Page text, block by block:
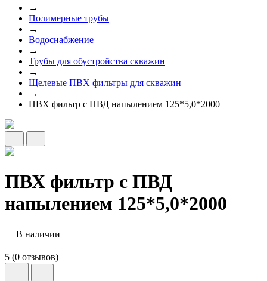
→
Полимерные трубы
→
Водоснабжение
→
Трубы для обустройства скважин
→
Щелевые ПВХ фильтры для скважин
→
ПВХ фильтр с ПВД напылением 125*5,0*2000
ПВХ фильтр с ПВД
напылением 125*5,0*2000
В наличии
5 (0 отзывов)